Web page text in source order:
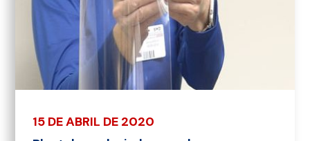
15 DE ABRIL DE 2020